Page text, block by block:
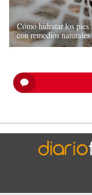
Cómo hidratar los pies
con remedios naturales